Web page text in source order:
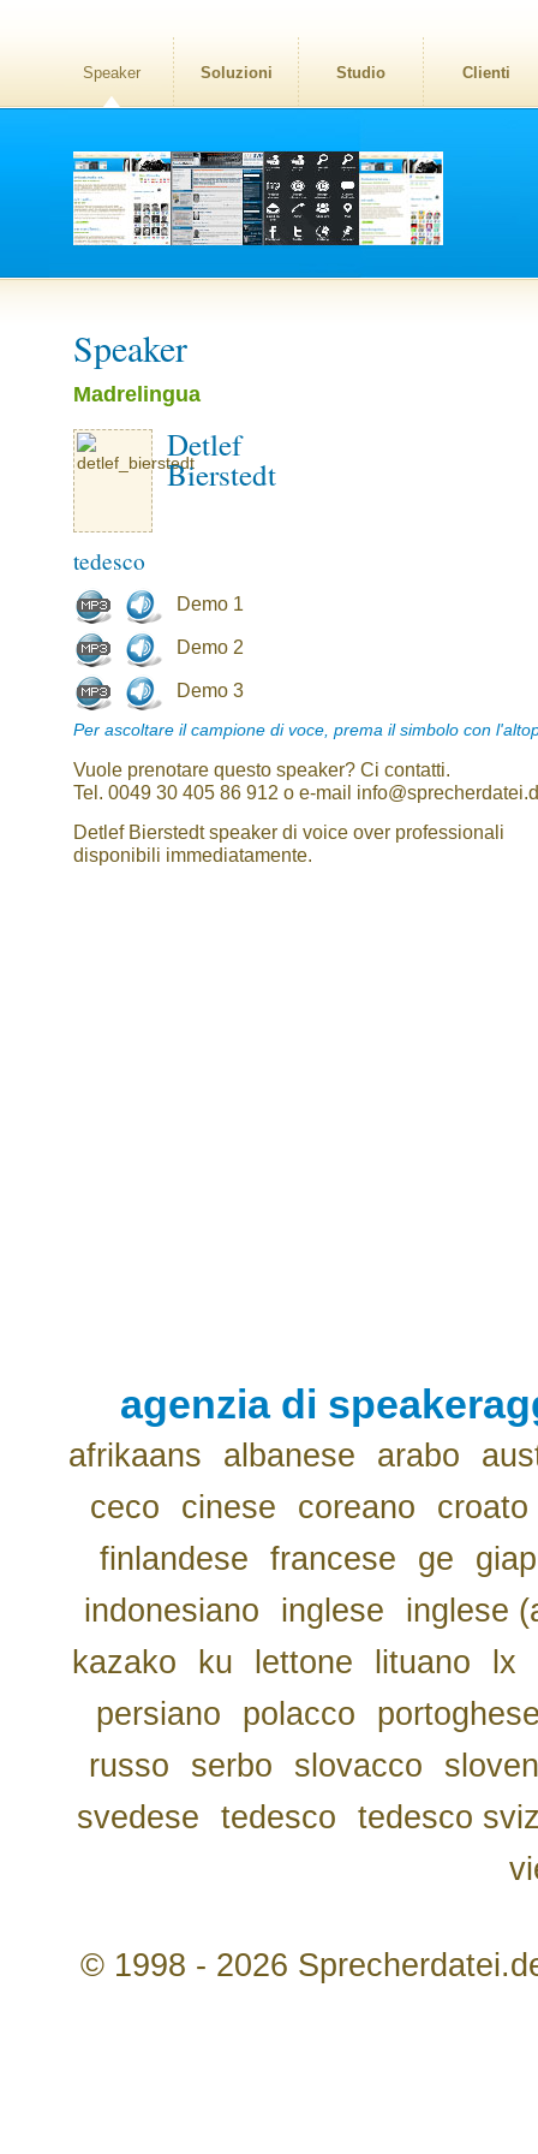
Speaker Soluzioni Studio Clienti
Speaker
Madrelingua
Detlef
Bierstedt
tedesco
Demo 1
Demo 2
Demo 3
Per ascoltare il campione di voce, prema il simbolo con
Vuole prenotare questo speaker? Ci contatti.
Tel. 0049 30 405 86 912 o e-mail
Detlef Bierstedt speaker di voice over professionali
disponibili immediatamente.
agenzia di
afrikaans albanese arabo
ceco
cinese coreano
croato
finlandese
francese ge
indonesiano
inglese
inglese
kazako
ku lettone lituano lx
persiano
polacco
russo
serbo slovacco
svedese
tedesco
tedesco
© 1998 - 2026